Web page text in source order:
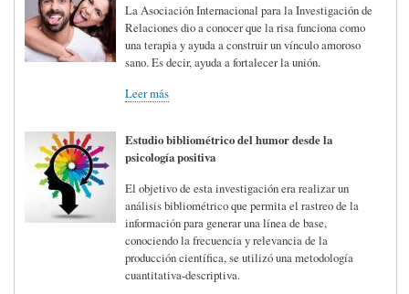
La Asociación Internacional para la Investigación de
Relaciones dio a conocer que la risa funciona como
una terapia y ayuda a construir un vínculo amoroso
sano. Es decir, ayuda a fortalecer la unión.
Leer más
Estudio bibliométrico del humor desde la
psicología positiva
El objetivo de esta investigación era realizar un
análisis bibliométrico que permita el rastreo de la
información para generar una línea de base,
conociendo la frecuencia y relevancia de la
producción científica, se utilizó una metodología
cuantitativa-descriptiva.